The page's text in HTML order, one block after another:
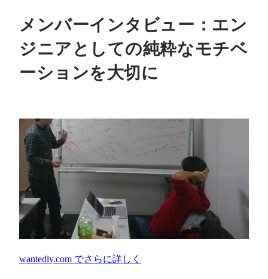
メンバーインタビュー：エン
ジニアとしての純粋なモチベ
ーションを大切に
wantedly.com でさらに詳しく